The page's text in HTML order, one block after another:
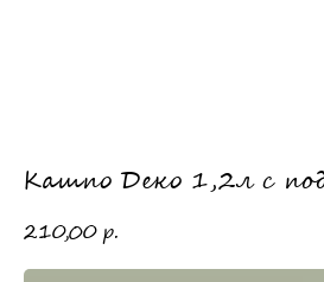
Кашпо Деко 1,2л с
210,00 р.